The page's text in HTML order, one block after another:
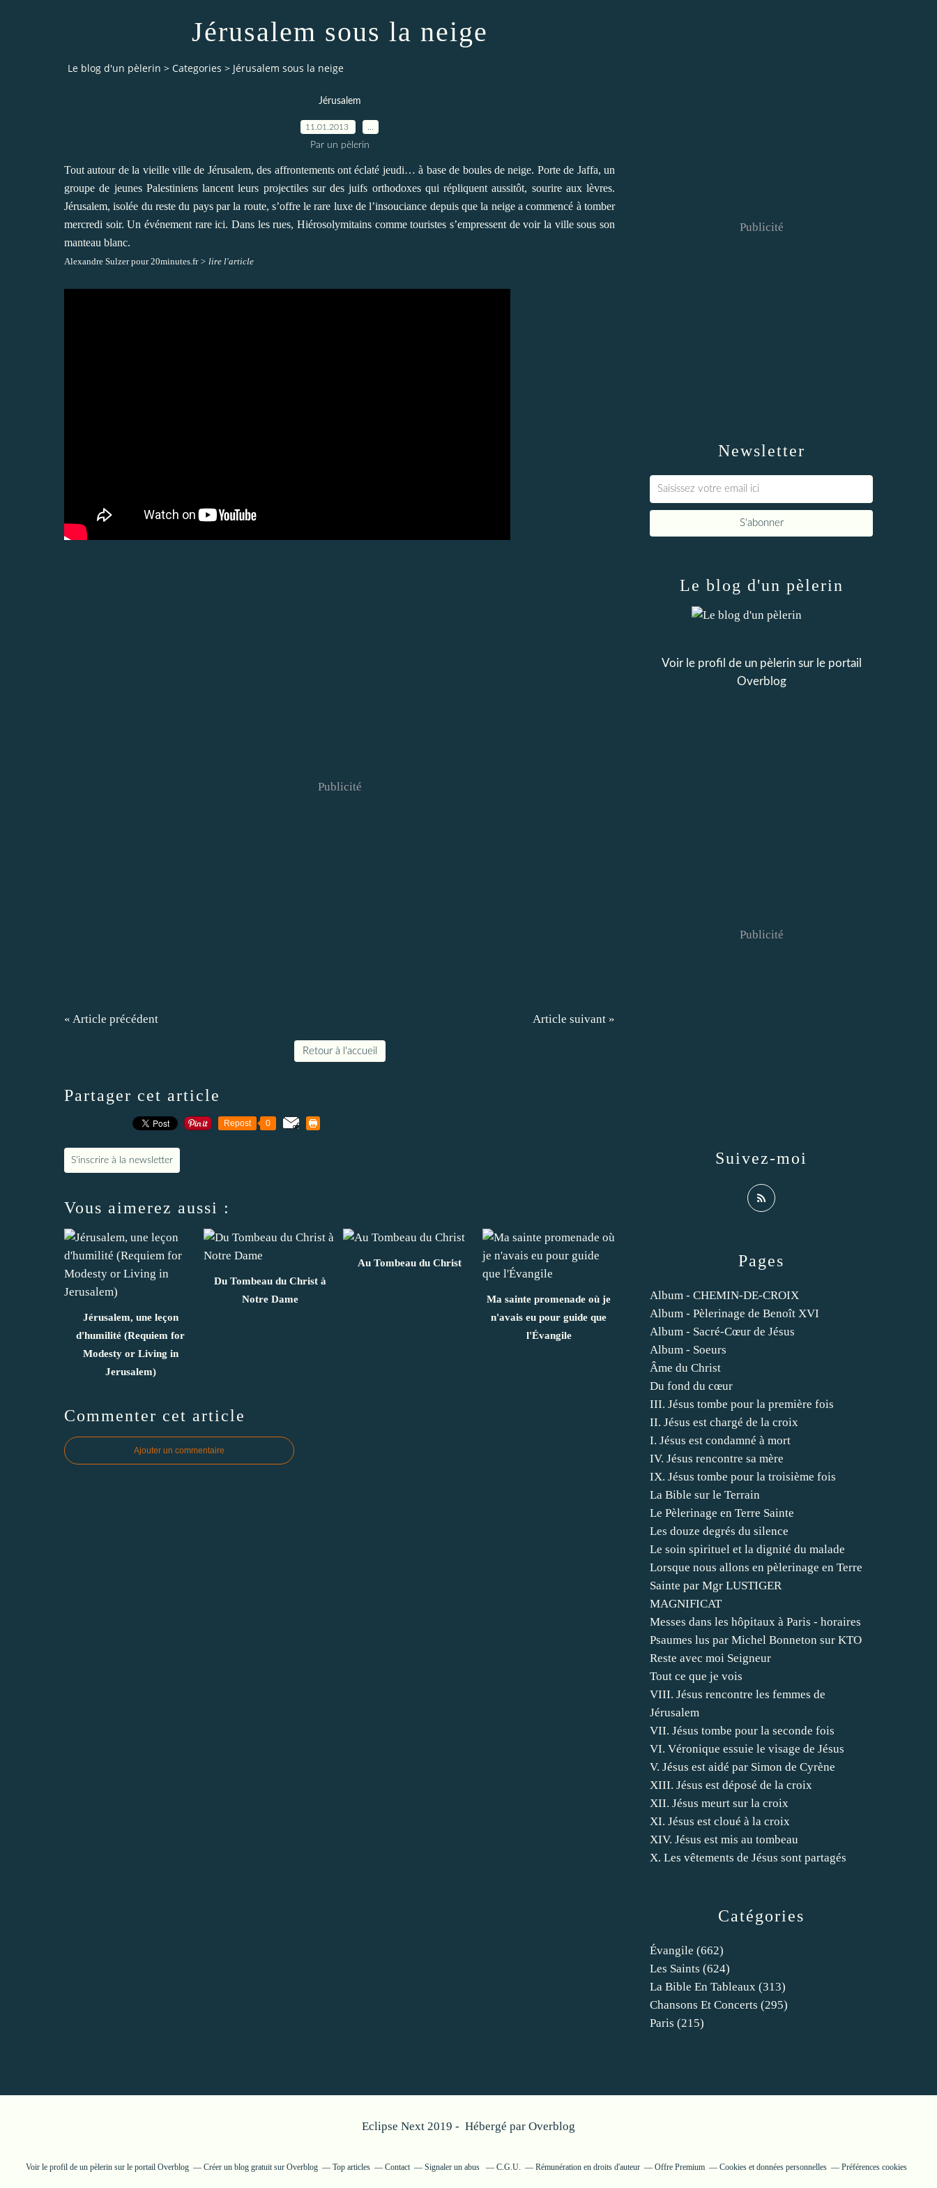
Jérusalem sous la neige
Le blog d'un pèlerin > Categories > Jérusalem sous la neige
Jérusalem
11.01.2013
Par un pèlerin
Tout autour de la vieille ville de Jérusalem, des affrontements ont éclaté jeudi… à base de boules de neige. Porte de Jaffa, un
groupe de jeunes Palestiniens lancent leurs projectiles sur des juifs orthodoxes qui répliquent aussitôt, sourire aux lèvres.
Jérusalem, isolée du reste du pays par la route, s’offre le rare luxe de l’insouciance depuis que la neige a commencé à tomber
mercredi soir. Un événement rare ici. Dans les rues, Hiérosolymitains comme touristes s’empressent de voir la ville sous son
manteau blanc.
Alexandre Sulzer pour 20minutes.fr > lire l'article
Publicité
« Article précédent Article suivant »
Retour à l'accueil
Partager cet article
Repost 0
S'inscrire à la newsletter
Vous aimerez aussi :
Jérusalem, une leçon
d'humilité (Requiem for
Modesty or Living in
Jerusalem)
Du Tombeau du Christ à
Notre Dame
Au Tombeau du Christ
Ma sainte promenade où je
n'avais eu pour guide que
l'Évangile
Commenter cet article
Ajouter un commentaire
Newsletter
Publicité
Catégories
Évangile (662)
Les Saints (624)
La Bible En Tableaux (313)
Chansons Et Concerts (295)
Paris (215)
Pages
Album - CHEMIN-DE-CROIX
Album - Pèlerinage de Benoît XVI
Album - Sacré-Cœur de Jésus
Album - Soeurs
Âme du Christ
Du fond du cœur
III. Jésus tombe pour la première fois
II. Jésus est chargé de la croix
I. Jésus est condamné à mort
IV. Jésus rencontre sa mère
IX. Jésus tombe pour la troisième fois
La Bible sur le Terrain
Le Pèlerinage en Terre Sainte
Les douze degrés du silence
Le soin spirituel et la dignité du malade
Lorsque nous allons en pèlerinage en Terre
Sainte par Mgr LUSTIGER
MAGNIFICAT
Messes dans les hôpitaux à Paris - horaires
Psaumes lus par Michel Bonneton sur KTO
Reste avec moi Seigneur
Tout ce que je vois
VIII. Jésus rencontre les femmes de
Jérusalem
VII. Jésus tombe pour la seconde fois
VI. Véronique essuie le visage de Jésus
V. Jésus est aidé par Simon de Cyrène
XIII. Jésus est déposé de la croix
XII. Jésus meurt sur la croix
XI. Jésus est cloué à la croix
XIV. Jésus est mis au tombeau
X. Les vêtements de Jésus sont partagés
Le blog d'un pèlerin
Voir le profil de un pèlerinsur le portail
Overblog
Suivez-moi
Publicité
Eclipse Next 2019 - Hébergé par Overblog
Voir le profil de un pèlerin sur le portail Overblog Créer un blog gratuit sur Overblog Top articles Contact Signaler un abus C.G.U. Rémunération en droits d'auteur Offre Premium Cookies et données personnelles Préférences cookies